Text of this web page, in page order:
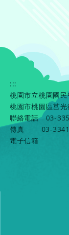
:::
桃園市立桃園國民
桃園市桃園區莒
聯絡電話
03-
傳真
03-
電子信箱